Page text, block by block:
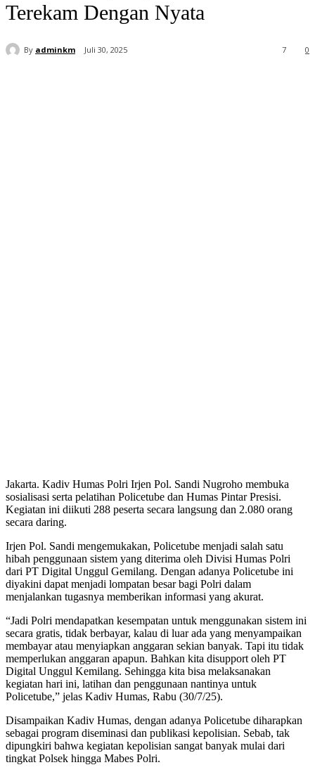
Terekam Dengan Nyata
By adminkm Juli 30, 2025 0
7
Jakarta. Kadiv Humas Polri Irjen Pol. Sandi Nugroho membuka
sosialisasi serta pelatihan Policetube dan Humas Pintar Presisi.
Kegiatan ini diikuti 288 peserta secara langsung dan 2.080 orang
secara daring.
Irjen Pol. Sandi mengemukakan, Policetube menjadi salah satu
hibah penggunaan sistem yang diterima oleh Divisi Humas Polri
dari PT Digital Unggul Gemilang. Dengan adanya Policetube ini
diyakini dapat menjadi lompatan besar bagi Polri dalam
menjalankan tugasnya memberikan informasi yang akurat.
“Jadi Polri mendapatkan kesempatan untuk menggunakan sistem ini
secara gratis, tidak berbayar, kalau di luar ada yang menyampaikan
membayar atau menyiapkan anggaran sekian banyak. Tapi itu tidak
memperlukan anggaran apapun. Bahkan kita disupport oleh PT
Digital Unggul Kemilang. Sehingga kita bisa melaksanakan
kegiatan hari ini, latihan dan penggunaan nantinya untuk
Policetube,” jelas Kadiv Humas, Rabu (30/7/25).
Disampaikan Kadiv Humas, dengan adanya Policetube diharapkan
sebagai program diseminasi dan publikasi kepolisian. Sebab, tak
dipungkiri bahwa kegiatan kepolisian sangat banyak mulai dari
tingkat Polsek hingga Mabes Polri.